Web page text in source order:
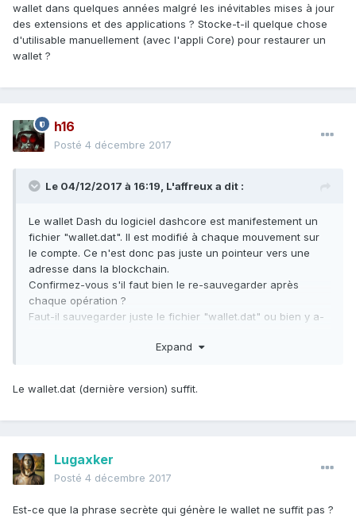
wallet dans quelques années malgré les inévitables mises à jour
des extensions et des applications ? Stocke-t-il quelque chose
d'utilisable manuellement (avec l'appli Core) pour restaurer un
wallet ?
h16
Posté 4 décembre 2017
Le 04/12/2017 à 16:19, L'affreux a dit :
Le wallet Dash du logiciel dashcore est manifestement un
fichier "wallet.dat". Il est modifié à chaque mouvement sur
le compte. Ce n'est donc pas juste un pointeur vers une
adresse dans la blockchain.
Confirmez-vous s'il faut bien le re-sauvegarder après
chaque opération ?
Faut-il sauvegarder juste le fichier "wallet.dat" ou bien y a-
Il existe un dossier "backups" qui stocke des anciennes
ce répertoire ?
@Solomos
Expand
Le wallet.dat (dernière version) suffit.
Lugaxker
Posté 4 décembre 2017
Est-ce que la phrase secrète qui génère le wallet ne suffit pas ?